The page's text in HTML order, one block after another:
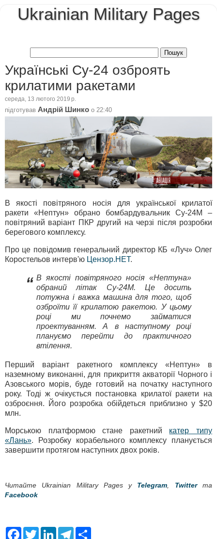
Ukrainian Military Pages
Українські Су-24 озброять
крилатими ракетами
середа, 13 лютого 2019 р.
підготував Андрій Шинко о 22:40
В якості повітряного носія для української крилатої
ракети «Нептун» обрано бомбардувальник Су-24М –
повітряний варіант ПКР другий на черзі після розробки
берегового комплексу.
Про це повідомив генеральний директор КБ «Луч» Олег
Коростельов интерв'ю Цензор.НЕТ.
“ В якості повітряного носія «Нептуна»
обраний літак Су-24М. Це досить
потужна і важка машина для того, щоб
озброїти її крилатою ракетою. У цьому
році ми почнемо займатися
проектуванням. А в наступному році
плануємо перейти до практичного
втілення.
Перший варіант ракетного комплексу «Нептун» в
наземному виконанні, для прикриття акваторії Чорного і
Азовського морів, буде готовий на початку наступного
року. Тоді ж очікується постановка крилатої ракети на
озброєння. Його розробка обійдеться приблизно у $20
млн.
Морською платформою стане ракетний катер типу
«Лань». Розробку корабельного комплексу планується
завершити протягом наступних двох років.
Читайте Ukrainian Military Pages у Telegram Twitterта
Facebook
F
T
L
T